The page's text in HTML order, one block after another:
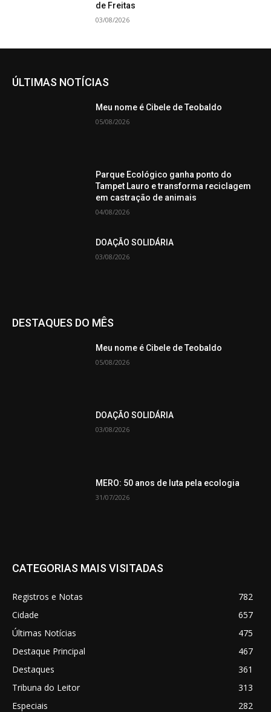
de Freitas
03/08/2026
ÚLTIMAS NOTÍCIAS
Meu nome é Cibele de Teobaldo
05/08/2026
Parque Ecológico ganha ponto do
Tampet Lauro e transforma reciclagem
em castração de animais
04/08/2026
DOAÇÃO SOLIDÁRIA
03/08/2026
DESTAQUES DO MÊS
Meu nome é Cibele de Teobaldo
05/08/2026
DOAÇÃO SOLIDÁRIA
03/08/2026
MERO: 50 anos de luta pela ecologia
31/07/2026
CATEGORIAS MAIS VISITADAS
Registros e Notas
782
Cidade
657
Últimas Notícias
475
Destaque Principal
467
Destaques
361
Tribuna do Leitor
313
Especiais
282